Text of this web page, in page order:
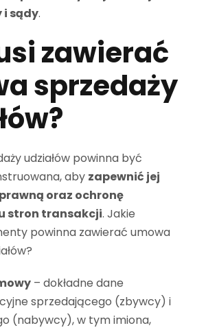
i sądy.
zawierać
sprzedaży
udziałów powinna być
aby zapewnić jej
oraz ochronę
stron transakcji. Jakie
powinna zawierać umowa
– dokładne dane
sprzedającego (zbywcy) i
(nabywcy), w tym imiona,